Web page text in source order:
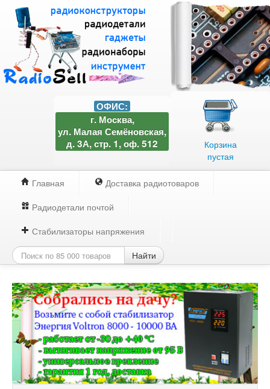
Корзина
пустая
ОФИС:
г. Москва,
ул. Малая Семёновская,
д. 3А, стр. 1, оф. 512
Главная
Доставка радиотоваров
Радиодетали почтой
Стабилизаторы напряжения
Найти